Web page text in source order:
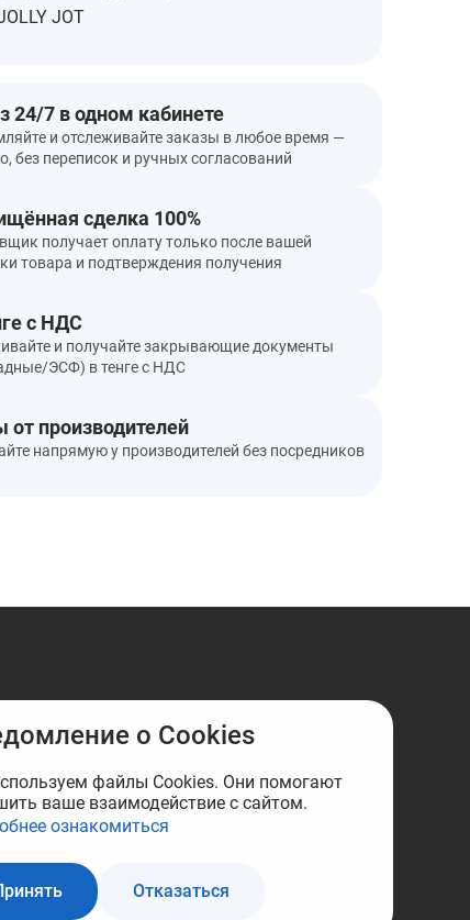
JOT
24/7 в одном кабинете
и отслеживайте заказы в любое время —
без переписок и ручных согласований
сделка 100%
получает оплату только после вашей
товара и подтверждения получения
с НДС
и получайте закрывающие документы
ЭСФ) в тенге с НДС
от производителей
напрямую у производителей без посредников
о Cookies
файлы Cookies. Они помогают
ваше взаимодействие с сайтом.
ознакомиться
Отказаться